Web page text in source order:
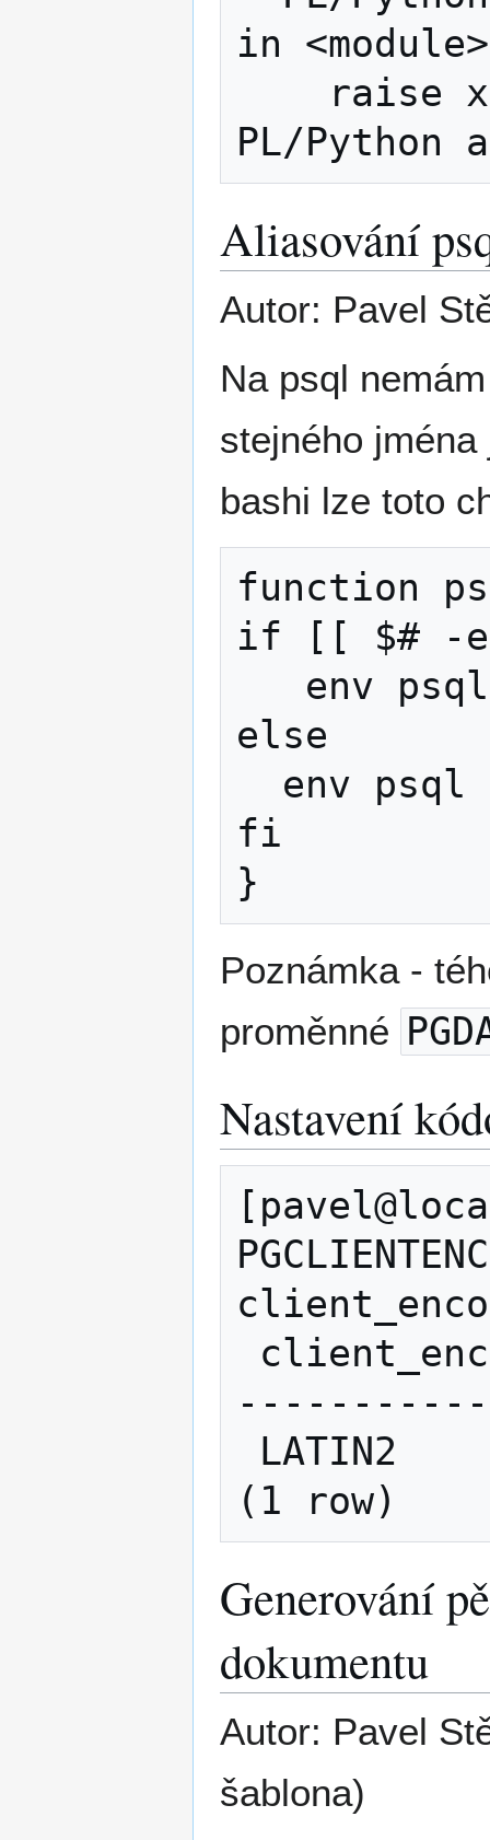
in <module>
Aliasování
Autor: Pavel
Na psql
stejného
bashi lze toto
function
if [[ $# -
else
fi
Poznámka -
proměnné
Nastavení
Generování
dokumentu
Autor: Pavel
šablona)